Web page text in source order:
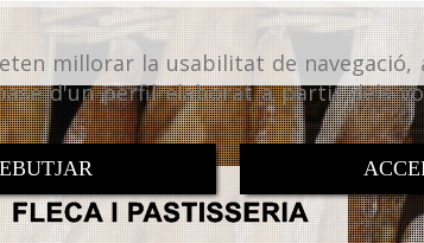
millorar la usabilitat de
d'un perfil elaborat a partir dels